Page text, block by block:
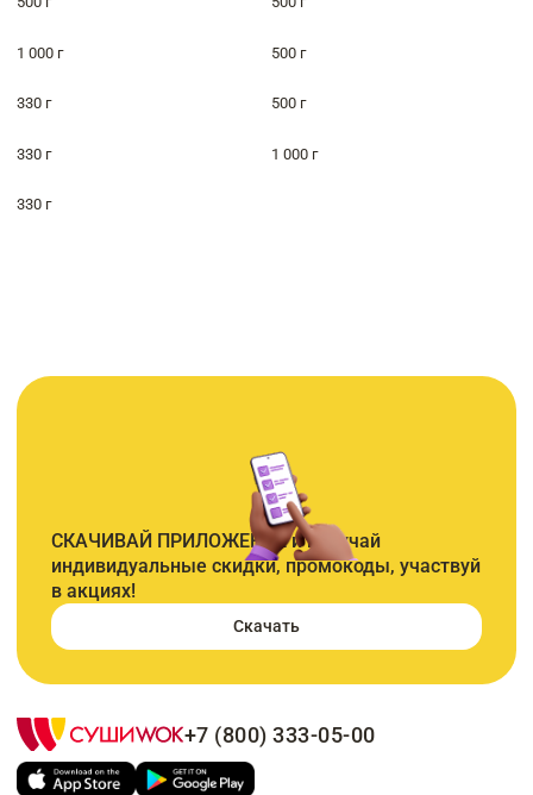
1 000 г 500 г
330 г 500 г
330 г 1 000 г
330 г
СКАЧИВАЙ ПРИЛОЖЕНИЕ и получай
индивидуальные скидки, промокоды, участвуй
в акциях!
Скачать
+7 (800) 333-05-00